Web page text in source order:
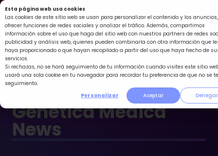
Esta página web usa cookies
Las cookies de este sitio web se usan para personalizar el contenido y los anuncios,
ofrecer funciones de redes sociales y analizar el tráfico. Además, compartimos
información sobre el uso que haga del sitio web con nuestros partners de redes
publicidad y análisis web, quienes pueden combinarla con otra información que
haya proporcionado o que hayan recopilado a partir del uso que haya hecho de
servicios.
Si rechazas, no se hará seguimiento de tu información cuando visites este sitio
usará una sola cookie en tu navegador para recordar tu preferencia de que no se
seguimiento.
Personalizar
Aceptar Denegar
Ir
al
contenido
Genética Médica
News